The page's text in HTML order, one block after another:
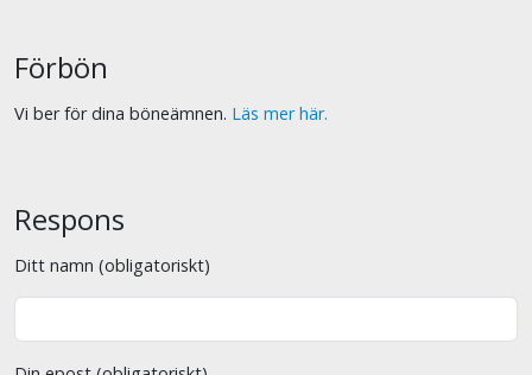
Förbön
Vi ber för dina böneämnen. Läs mer här.
Respons
Ditt namn (obligatoriskt)